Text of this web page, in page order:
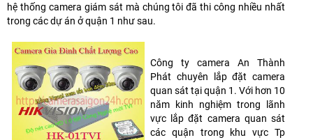
hệ thống camera giám sát mà chúng tôi đã thi công nhiều nhất
trong các dự án ở quận 1 như sau.
Công ty camera An Thành
Phát chuyên lắp đặt camera
quan sát tại quận 1. Với hơn 10
năm kinh nghiệm trong lãnh
vực lắp đặt camera quan sát
các quận trong khu vực Tp